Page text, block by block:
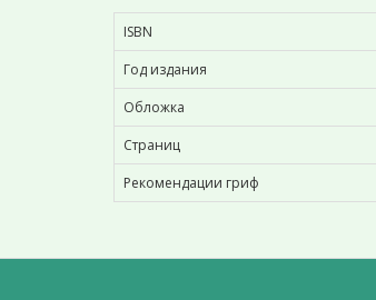
ISBN
Год издания
Обложка
Страниц
Рекомендации гриф